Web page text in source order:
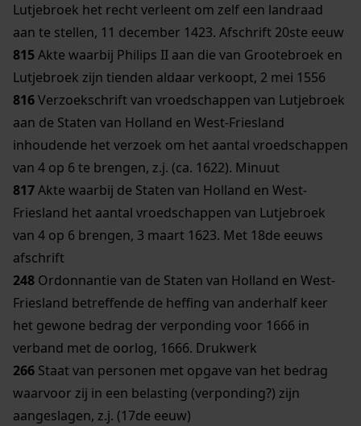
Lutjebroek het recht verleent om zelf een landraad
aan te stellen, 11 december 1423. Afschrift 20ste eeuw
815Akte waarbij Philips II aan die van Grootebroek en
Lutjebroek zijn tienden aldaar verkoopt, 2 mei 1556
816Verzoekschrift van vroedschappen van Lutjebroek
aan de Staten van Holland en West-Friesland
inhoudende het verzoek om het aantal vroedschappen
van 4 op 6 te brengen, z.j. (ca. 1622). Minuut
817Akte waarbij de Staten van Holland en West-
Friesland het aantal vroedschappen van Lutjebroek
van 4 op 6 brengen, 3 maart 1623. Met 18de eeuws
afschrift
248 Ordonnantie van de Staten van Holland en West-
Friesland betreffende de heffing van anderhalf keer
het gewone bedrag der verponding voor 1666 in
verband met de oorlog, 1666. Drukwerk
266 Staat van personen met opgave van het bedrag
waarvoor zij in een belasting (verponding?) zijn
aangeslagen, z.j. (17de eeuw)